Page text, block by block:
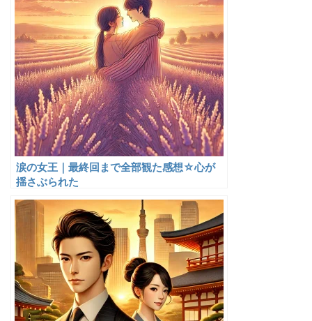
涙の女王｜最終回まで全部観た感想☆心が
揺さぶられた